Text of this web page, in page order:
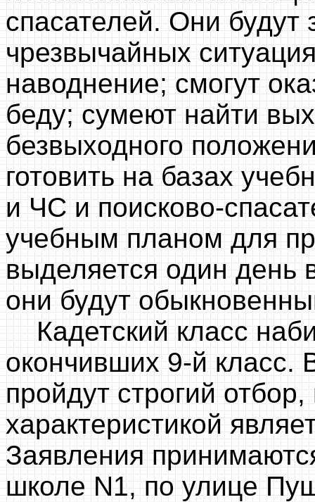
спасателей. Они будут
чрезвычайных
наводнение; смогут
беду; сумеют найти
безвыходного
готовить на базах
и ЧС и поисково-
учебным планом для
выделяется один день
они будут
Кадетский класс
окончивших 9-й
пройдут строгий отбор,
характеристикой
Заявления
школе N1, по улице